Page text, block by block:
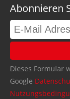
Abonnieren
Dieses Formular
Google